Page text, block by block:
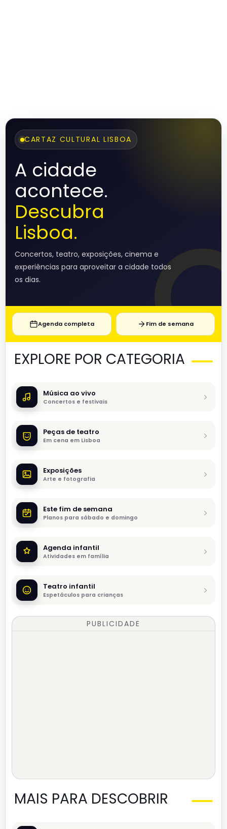
CARTAZ CULTURAL LISBOA
A cidade
acontece.
Descubra
Lisboa.
Concertos, teatro, exposições, cinema e
experiências para aproveitar a cidade todos
os dias.
Agenda completa Fim de semana
EXPLORE POR CATEGORIA
Música ao vivo
Concertos e festivais
Peças de teatro
Em cena em Lisboa
Exposições
Arte e fotografia
Este fim de semana
Planos para sábado e domingo
Agenda infantil
Atividades em família
Teatro infantil
Espetáculos para crianças
PUBLICIDADE
MAIS PARA DESCOBRIR